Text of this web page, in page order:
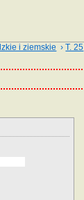
i ziemskie ›T. 25